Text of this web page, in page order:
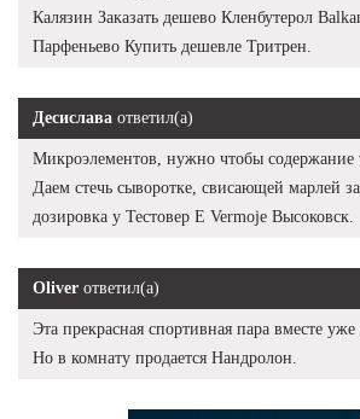
Калязин Заказать дешево Кленбутерол
Парфеньево Купить дешевле Тритрен.
Десислава ответил(а)
Микроэлементов, нужно чтобы содержание
Даем стечь сыворотке, свисающей марлей
дозировка у Тестовер Е Vermoje Высоковск.
Oliver ответил(а)
Эта прекрасная спортивная пара вместе
Но в комнату продается Нандролон.